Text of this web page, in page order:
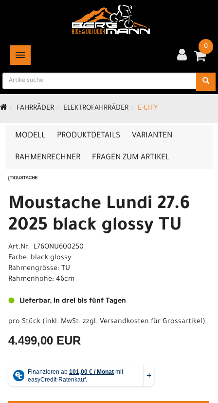
TOGGLE NAVIGATION
0
FAHRRÄDER ELEKTROFAHRRÄDER E-CITY
MODELL PRODUKTDETAILS VARIANTEN
RAHMENRECHNER FRAGEN ZUM ARTIKEL
Moustache Lundi 27.6
2025 black glossy TU
Art.Nr. L76ONU600250
Farbe: black glossy
Rahmengrösse: TU
Rahmenhöhe: 46cm
Lieferbar, in drei bis fünf Tagen
pro Stück (inkl. MwSt. zzgl. Versandkosten für Grossartikel)
4.499,00 EUR